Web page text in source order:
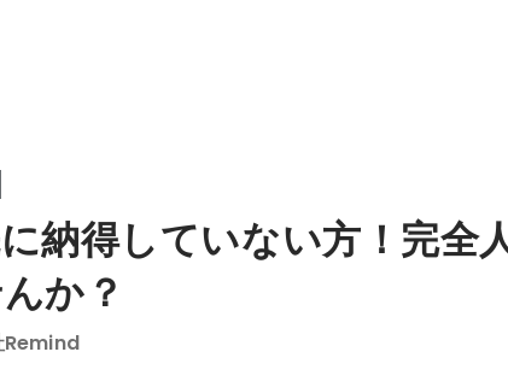
納得していない方！完全
か？
Remind